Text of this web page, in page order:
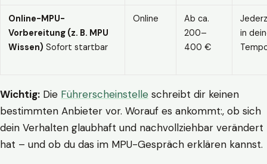
Online-MPU-
Vorbereitung (z. B. MPU
Wissen) Sofort startbar
Online
Ab ca.
200–
400 €
in
Wichtig: Die Führerscheinstelle schreibt dir keinen
bestimmten Anbieter vor. Worauf es ankommt:, ob sich
dein Verhalten glaubhaft und nachvollziehbar verändert
hat – und ob du das im MPU-Gespräch erklären kannst.